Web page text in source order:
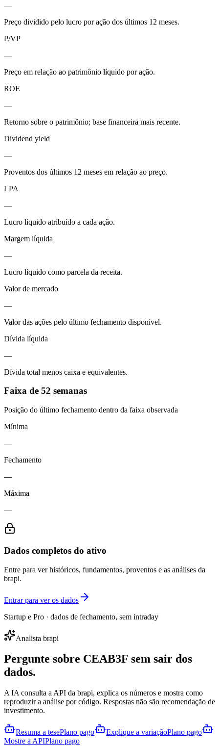
—
Preço dividido pelo lucro por ação dos últimos 12 meses.
P/VP
—
Preço em relação ao patrimônio líquido por ação.
ROE
—
Retorno sobre o patrimônio; base financeira mais recente.
Dividend yield
—
Proventos dos últimos 12 meses em relação ao preço.
LPA
—
Lucro líquido atribuído a cada ação.
Margem líquida
—
Lucro líquido como parcela da receita.
Valor de mercado
—
Valor das ações pelo último fechamento disponível.
Dívida líquida
—
Dívida total menos caixa e equivalentes.
Faixa de 52 semanas
Posição do último fechamento dentro da faixa observada
Mínima
—
Fechamento
—
Máxima
—
Dados completos do ativo
Entre para ver históricos, fundamentos, proventos e as análises da
brapi.
Entrar para ver os dados
Startup e Pro · dados de fechamento, sem intraday
Analista brapi
Pergunte sobre CEAB3F sem sair dos
dados.
A IA consulta a API da brapi, explica os números e mostra como
reproduzir a análise por código. Respostas não são recomendação de
investimento.
Resuma a tesePlano pago Explique a variaçãoPlano pago
Mostre a APIPlano pago